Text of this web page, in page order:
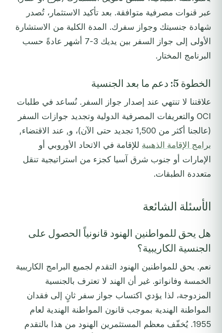
عبر قنوات مصرفية متوافقة. بعد تأكيد الاستثمار، تُصدر
شهادة جنسيتك وجواز سفرك. المدة الكلية من الاستشارة
الأولى إلى جواز السفر بين يديك 3-7 أشهر عادةً حسب
البرنامج المختار.
الخطوة 5: دعم ما بعد الجنسية
علاقتنا لا تنتهي عند إصدار جواز السفر. نُساعد في طلبات
OCI والتعريفات المصرفية الدولية وتجديد جوازات السفر
(عالجنا أكثر من 1,500 تجديد حتى الآن)، و, عند الاقتضاء,
برامج الإقامة الذهبية للإقامة في الاتحاد الأوروبي أو
الإمارات أو جنوب شرق آسيا كجزء من استراتيجية تنقل
متعددة الطبقات.
الأسئلة الشائعة
هل يحق للمواطنين الهنود قانونياً الحصول على
الجنسية الكاريبية؟
نعم. يحق للمواطنين الهنود التقدم لجميع البرامج الكاريبية
الخمسة وفانواتو. غير أن الهند لا تعترف بالجنسية
المزدوجة، لذا يؤدي اكتساب جواز سفر ثانٍ إلى فقدان
المواطنة الهندية بموجب قانون المواطنة الهندية لعام
1955. يُخفّف معظم المستثمرين الهنود من هذا بالتقدم